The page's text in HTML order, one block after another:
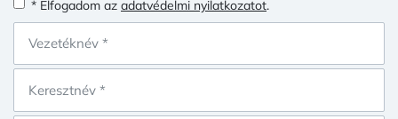
* Elfogadom az adatvédelmi nyilatkozatot.